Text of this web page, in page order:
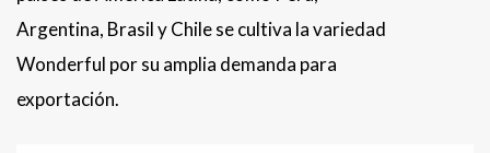
Argentina, Brasil y Chile se cultiva la variedad
Wonderful por su amplia demanda para
exportación.